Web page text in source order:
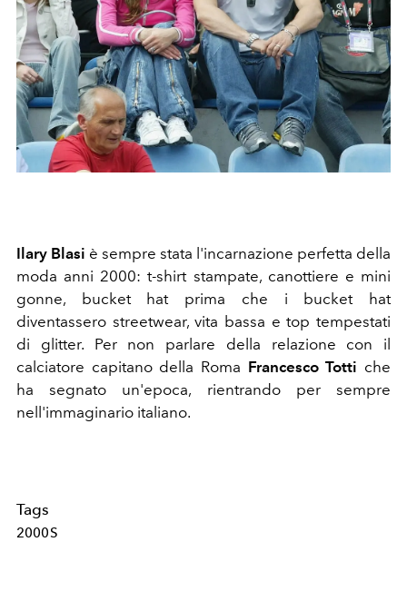
Ilary Blasi è sempre stata l'incarnazione perfetta della
moda anni 2000: t-shirt stampate, canottiere e mini
gonne, bucket hat prima che i bucket hat
diventassero streetwear, vita bassa e top tempestati
di glitter. Per non parlare della relazione con il
calciatore capitano della Roma Francesco Totti che
ha segnato un'epoca, rientrando per sempre
nell'immaginario italiano.
Tags
2000S